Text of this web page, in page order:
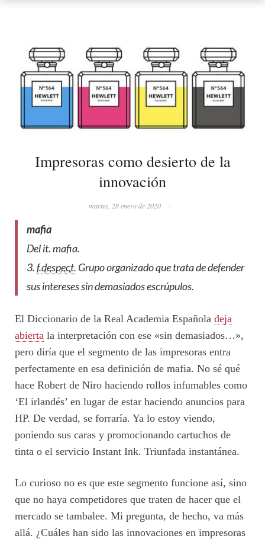
Impresoras como desierto de la
innovación
martes, 28 enero de 2020 ·
mafia
Del it.mafia.
3.f.despect. Grupo organizado que trata de defender
sus intereses sin demasiados escrúpulos.
El Diccionario de la Real Academia Española deja
abierta la interpretación con ese «sin demasiados…»,
pero diría que el segmento de las impresoras entra
perfectamente en esa definición de mafia. No sé qué
hace Robert de Niro haciendo rollos infumables como
‘El irlandés’ en lugar de estar haciendo anuncios para
HP. De verdad, se forraría. Ya lo estoy viendo,
poniendo sus caras y promocionando cartuchos de
tinta o el servicio Instant Ink. Triunfada instantánea.
Lo curioso no es que este segmento funcione así, sino
que no haya competidores que traten de hacer que el
mercado se tambalee. Mi pregunta, de hecho, va más
allá. ¿Cuáles han sido las innovaciones en impresoras